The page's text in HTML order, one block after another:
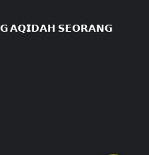
𝗔𝗤𝗜𝗗𝗔𝗛 𝗦𝗘𝗢𝗥𝗔𝗡𝗚